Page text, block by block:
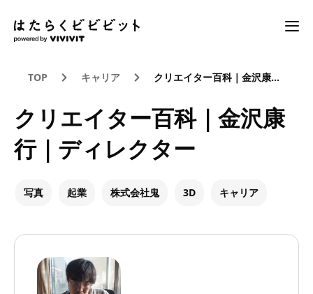
TOP キャリア クリエイター百科｜金沢康行｜ディレクター
クリエイター百科｜金沢康
行｜ディレクター
写真 起業 株式会社鬼 3D キャリア